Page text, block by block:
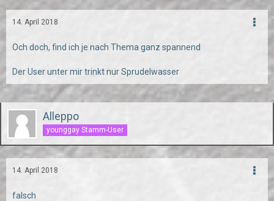
14. April 2018
Och doch, find ich je nach Thema ganz spannend
Der User unter mir trinkt nur Sprudelwasser
Alleppo
younggay Stamm-User
14. April 2018
falsch